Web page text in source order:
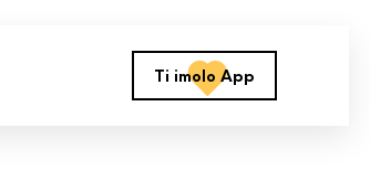
Ti imolo App